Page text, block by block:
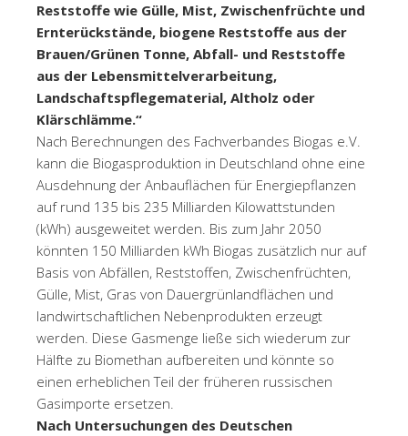
Reststoffe wie Gülle, Mist, Zwischenfrüchte und
Ernterückstände, biogene Reststoffe aus der
Brauen/Grünen Tonne, Abfall- und Reststoffe
aus der Lebensmittelverarbeitung,
Landschaftspflegematerial, Altholz oder
Klärschlämme.“
Nach Berechnungen des Fachverbandes Biogas e.V.
kann die Biogasproduktion in Deutschland ohne eine
Ausdehnung der Anbauflächen für Energiepflanzen
auf rund 135 bis 235 Milliarden Kilowattstunden
(kWh) ausgeweitet werden. Bis zum Jahr 2050
könnten 150 Milliarden kWh Biogas zusätzlich nur auf
Basis von Abfällen, Reststoffen, Zwischenfrüchten,
Gülle, Mist, Gras von Dauergrünlandflächen und
landwirtschaftlichen Nebenprodukten erzeugt
werden. Diese Gasmenge ließe sich wiederum zur
Hälfte zu Biomethan aufbereiten und könnte so
einen erheblichen Teil der früheren russischen
Gasimporte ersetzen.
Nach Untersuchungen des Deutschen